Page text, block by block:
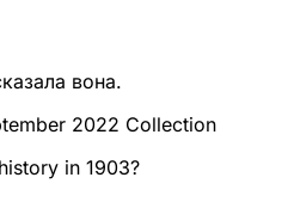
вона.
2022 Collection
in 1903?